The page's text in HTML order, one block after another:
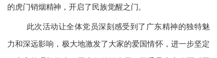
的虎门销烟精神，开启了民族觉醒之门。
此次活动让全体党员深刻感受到了广东精神的独特魅
力和深远影响，极大地激发了大家的爱国情怀，进一步坚定